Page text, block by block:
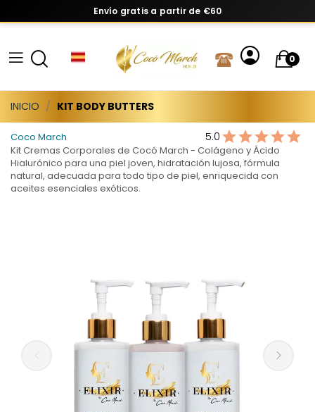
Envío gratis a partir de €60
0
INICIO KIT BODY BUTTERS
Coco March 5.0
Kit Cremas Corporales de Cocó March - Colágeno y Ácido
Hialurónico para una piel joven, hidratación lujosa, fórmula
natural, adecuada para todo tipo de piel, enriquecida con
aceites esenciales exóticos.